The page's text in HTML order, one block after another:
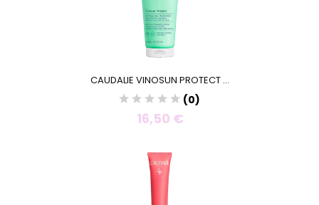
CAUDALIE VINOSUN PROTECT ...
(0)
16,50 €